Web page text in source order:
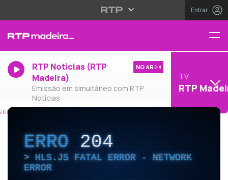
Entrar
RTP Notícias (RTP
Madeira)
Emissão em simultâneo com RTP
Notícias
NO AR
TV
RTP
ERRO204
HLS.JS FATAL ERROR - NETWORK
ERROR